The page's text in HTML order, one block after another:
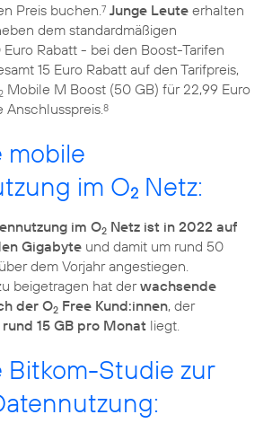
Preis buchen. 7 Junge Leute erhalten
dem standardmäßigen
Rabatt - bei den Boost-Tarifen
15 Euro Rabatt auf den Tarifpreis,
Mobile M Boost (50 GB) für 22,99 Euro
8
mobile
im O2 Netz:
im O2 Netz ist in 2022 auf
Gigabyte und damit um rund 50
dem Vorjahr angestiegen.
beigetragen hat derwachsende
der O2 Free Kund:innen, der
15 GB pro Monat liegt.
Bitkom-Studie zur